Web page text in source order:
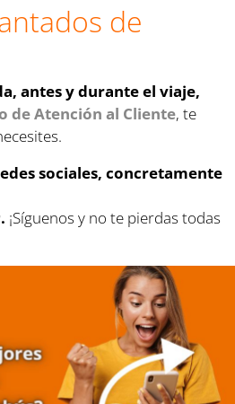
de
antes y durante el viaje,
de Atención al Cliente, te
sociales, concretamente
. ¡Síguenos y no te pierdas todas